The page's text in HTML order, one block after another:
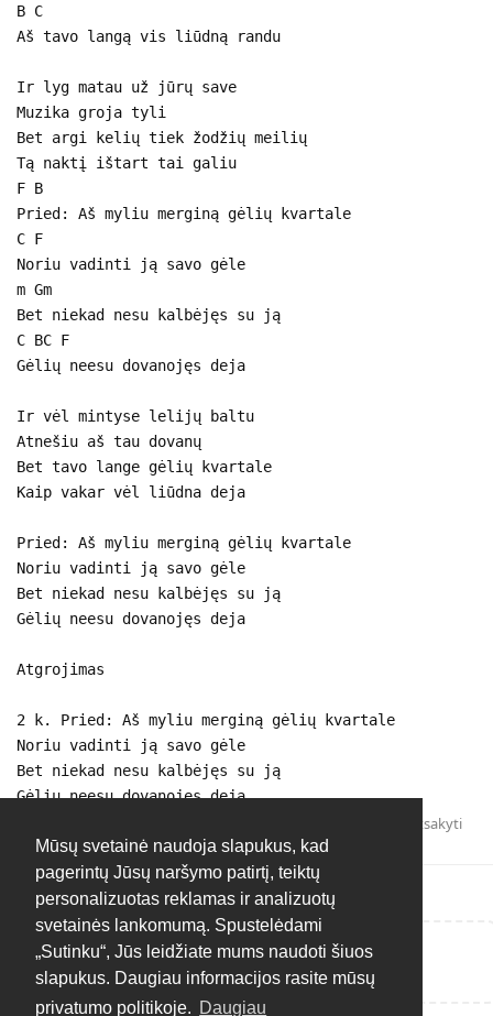
Mūsų svetainė naudoja slapukus, kad
pagerintų Jūsų naršymo patirtį, teiktų
personalizuotas reklamas ir analizuotų
svetainės lankomumą. Spustelėdami
„Sutinku“, Jūs leidžiate mums naudoti šiuos
slapukus. Daugiau informacijos rasite mūsų
privatumo politikoje. Daugiau
B C
Aš tavo langą vis liūdną randu
Ir lyg matau už jūrų save
Muzika groja tyli
Bet argi kelių tiek žodžių meilių
Tą naktį ištart tai galiu
F B
Pried: Aš myliu merginą gėlių kvartale
C F
Noriu vadinti ją savo gėle
m Gm
Bet niekad nesu kalbėjęs su ją
C BC F
Gėlių neesu dovanojęs deja
Ir vėl mintyse lelijų baltu
Atnešiu aš tau dovanų
Bet tavo lange gėlių kvartale
Kaip vakar vėl liūdna deja
Pried: Aš myliu merginą gėlių kvartale
Noriu vadinti ją savo gėle
Bet niekad nesu kalbėjęs su ją
Gėlių neesu dovanojęs deja
Atgrojimas
2 k. Pried: Aš myliu merginą gėlių kvartale
Noriu vadinti ją savo gėle
Bet niekad nesu kalbėjęs su ją
Gėlių neesu dovanojęs deja
Atsakyti
Rašyti atsakymą...